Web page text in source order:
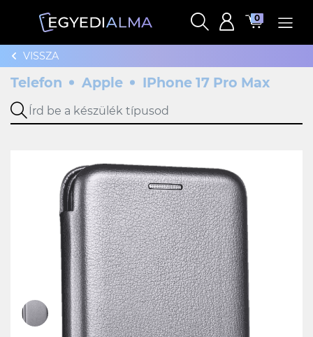
0
VISSZA
Telefon Apple IPhone 17 Pro Max